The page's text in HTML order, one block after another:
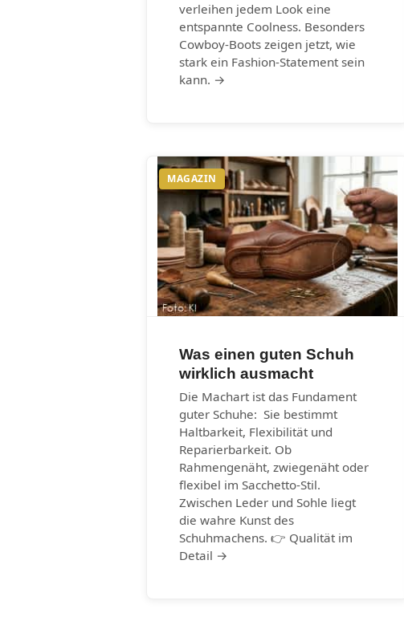
verleihen jedem Look eine
entspannte Coolness. Besonders
Cowboy-Boots zeigen jetzt, wie
stark ein Fashion-Statement sein
kann. →
MAGAZIN
Was einen guten Schuh
wirklich ausmacht
Die Machart ist das Fundament
guter Schuhe: Sie bestimmt
Haltbarkeit, Flexibilität und
Reparierbarkeit. Ob
Rahmengenäht, zwiegenäht oder
flexibel im Sacchetto-Stil.
Zwischen Leder und Sohle liegt
die wahre Kunst des
Schuhmachens. 👉 Qualität im
Detail →